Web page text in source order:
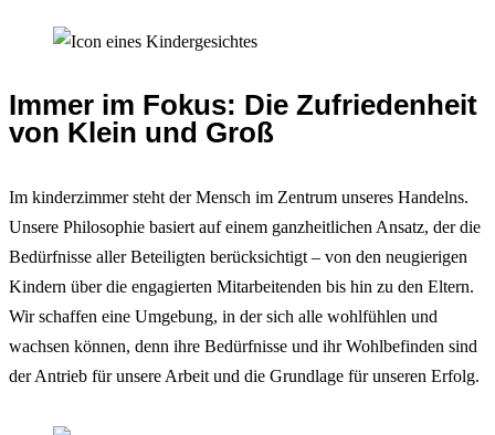
Immer im Fokus: Die Zufriedenheit
von Klein und Groß
Im kinderzimmer steht der Mensch im Zentrum unseres Handelns.
Unsere Philosophie basiert auf einem ganzheitlichen Ansatz, der die
Bedürfnisse aller Beteiligten berücksichtigt – von den neugierigen
Kindern über die engagierten Mitarbeitenden bis hin zu den Eltern.
Wir schaffen eine Umgebung, in der sich alle wohlfühlen und
wachsen können, denn ihre Bedürfnisse und ihr Wohlbefinden sind
der Antrieb für unsere Arbeit und die Grundlage für unseren Erfolg.